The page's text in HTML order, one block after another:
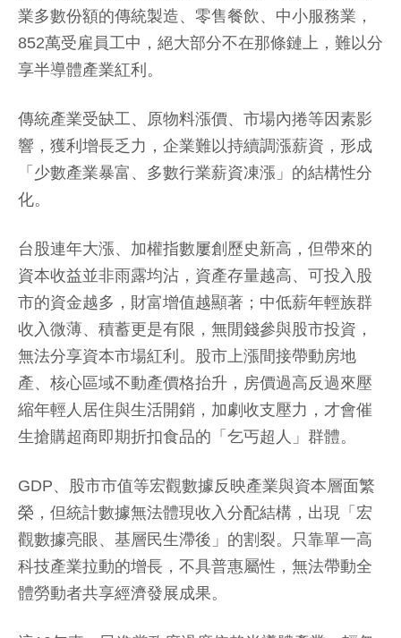
業多數份額的傳統製造、零售餐飲、中小服務業，
852萬受雇員工中，絕大部分不在那條鏈上，難以分
享半導體產業紅利。
傳統產業受缺工、原物料漲價、市場內捲等因素影
響，獲利增長乏力，企業難以持續調漲薪資，形成
「少數產業暴富、多數行業薪資凍漲」的結構性分
化。
台股連年大漲、加權指數屢創歷史新高，但帶來的
資本收益並非雨露均沾，資產存量越高、可投入股
市的資金越多，財富增值越顯著；中低薪年輕族群
收入微薄、積蓄更是有限，無閒錢參與股市投資，
無法分享資本市場紅利。股市上漲間接帶動房地
產、核心區域不動產價格抬升，房價過高反過來壓
縮年輕人居住與生活開銷，加劇收支壓力，才會催
生搶購超商即期折扣食品的「乞丐超人」群體。
GDP、股市市值等宏觀數據反映產業與資本層面繁
榮，但統計數據無法體現收入分配結構，出現「宏
觀數據亮眼、基層民生滯後」的割裂。只靠單一高
科技產業拉動的增長，不具普惠屬性，無法帶動全
體勞動者共享經濟發展成果。